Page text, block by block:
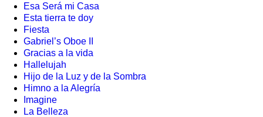
Esa Será mi Casa
Esta tierra te doy
Fiesta
Gabriel’s Oboe II
Gracias a la vida
Hallelujah
Hijo de la Luz y de la Sombra
Himno a la Alegría
Imagine
La Belleza